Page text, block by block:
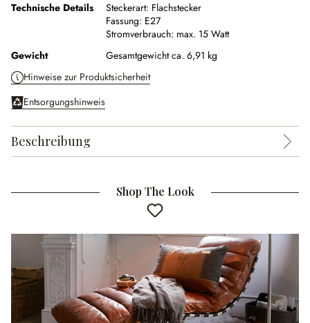
Technische Details
Steckerart: Flachstecker
Fassung: E27
Stromverbrauch: max. 15 Watt
Gewicht
Gesamtgewicht ca. 6,91 kg
Hinweise zur Produktsicherheit
Entsorgungshinweis
Beschreibung
Shop The Look